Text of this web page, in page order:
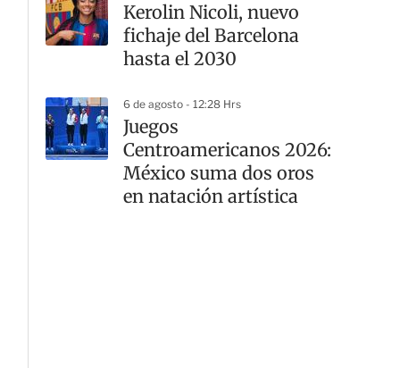
Kerolin Nicoli, nuevo
fichaje del Barcelona
hasta el 2030
6 de agosto - 12:28 Hrs
Juegos
Centroamericanos 2026:
México suma dos oros
en natación artística